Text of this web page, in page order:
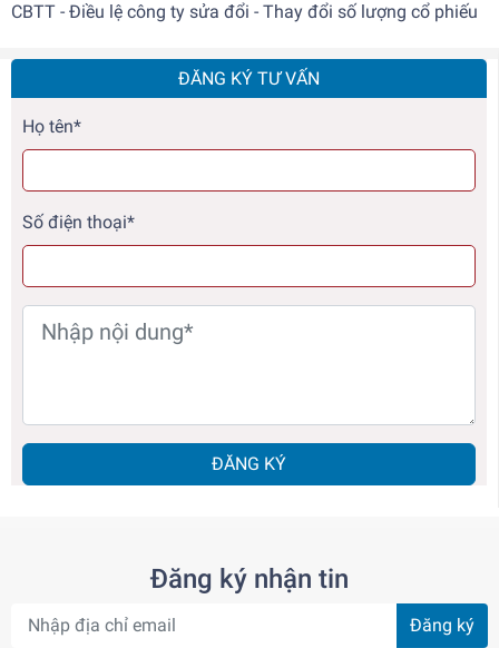
ĐĂNG KÝ TƯ VẤN
Họ tên*
Số điện thoại*
ĐĂNG KÝ
CBTT - Điều lệ công ty sửa đổi - Thay đổi số lượng cổ phiếu
Đăng ký nhận tin
Đăng ký